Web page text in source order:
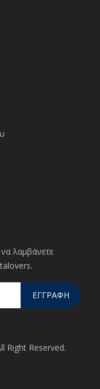
λαμβάνετε
ΕΓΓΡΑΦΗ
Right Reserved.